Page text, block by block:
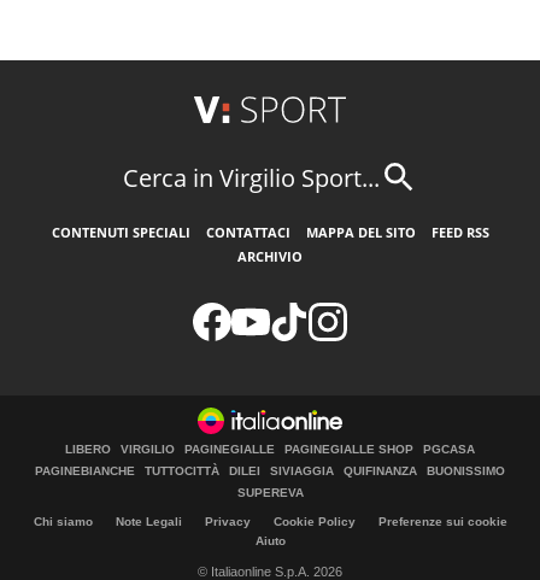
Cerca in Virgilio Sport...
CONTENUTI SPECIALI CONTATTACI MAPPA DEL SITO
FEED RSS
ARCHIVIO
LIBERO VIRGILIO PAGINEGIALLE PAGINEGIALLE SHOP
PGCASA
PAGINEBIANCHE
TUTTOCITTÀ DILEI SIVIAGGIA QUIFINANZA
BUONISSIMO
SUPEREVA
Chi siamo Note Legali Privacy Cookie Policy
Preferenze sui cookie
Aiuto
© Italiaonline S.p.A. 2026